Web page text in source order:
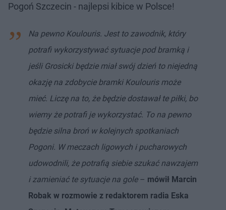
Pogoń Szczecin - najlepsi kibice w Polsce!
Na pewno Koulouris. Jest to zawodnik, który
potrafi wykorzystywać sytuacje pod bramką i
jeśli Grosicki będzie miał swój dzień to niejedną
okazję na zdobycie bramki Koulouris może
mieć. Liczę na to, że będzie dostawał te piłki, bo
wiemy że potrafi je wykorzystać. To na pewno
będzie silna broń w kolejnych spotkaniach
Pogoni. W meczach ligowych i pucharowych
udowodnili, że potrafią siebie szukać nawzajem
i zamieniać te sytuacje na gole– mówił Marcin
Robak w rozmowie z redaktorem radia Eska